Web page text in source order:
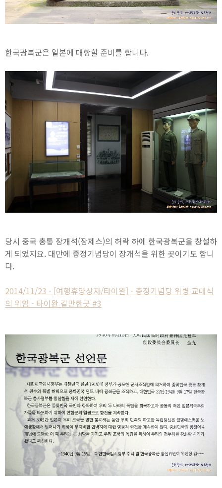
한국광복군은 일본에 대항할 준비를 합니다.
당시 중국 총통 장개석(장제스)의 허락 하에 한국광복군을 창설하
게 되었지요. 대만에 중정기념당이 장개석을 위한 곳이기도 합니
다.
2014/11/23 - [여행휴양상자/타이완] - 중정기념당 위병 교대식
의 위엄 - 타이완 갈만한곳 #3